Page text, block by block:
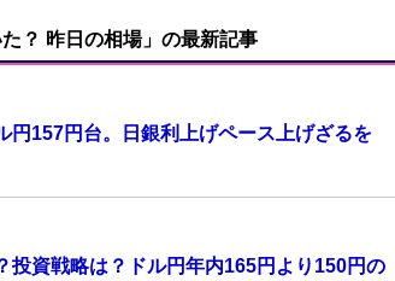
？ 昨日の相場」の最新記事
157円台。日銀利上げペース上げざるを
資戦略は？ドル円年内165円より150円の